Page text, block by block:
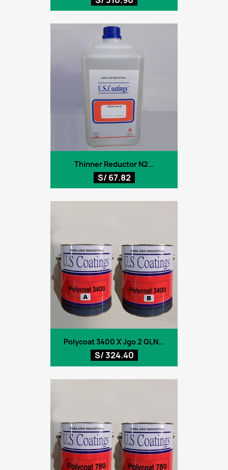
Thinner Reductor N2...
S/ 67.82
Polycoat 3400 X Jgo 2 GLN...
S/ 324.40